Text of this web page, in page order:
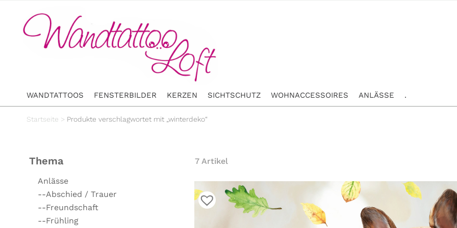
WANDTATTOOS FENSTERBILDER KERZEN SICHTSCHUTZ WOHNACCESSOIRES ANLÄSSE .
Startseite > Produkte verschlagwortet mit „winterdeko“
Thema
Anlässe
--Abschied / Trauer
--Freundschaft
--Frühling
7 Artikel